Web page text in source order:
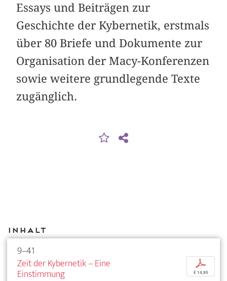
Essays und Beiträgen zur
Geschichte der Kybernetik, erstmals
über 80 Briefe und Dokumente zur
Organisation der Macy-Konferenzen
sowie weitere grundlegende Texte
zugänglich.
Inhalt
9–41
Zeit der Kybernetik – Eine
Einstimmung
p
€ 14,95